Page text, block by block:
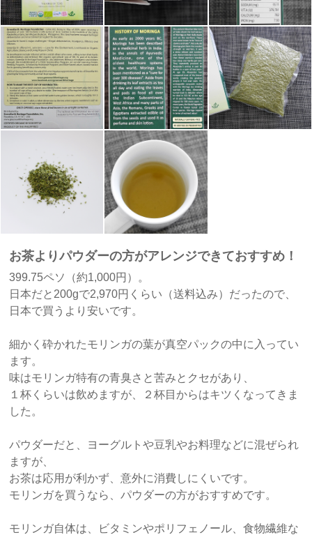
お茶よりパウダーの方がアレンジできておすすめ！
399.75ペソ（約1,000円）。
日本だと200gで2,970円くらい（送料込み）だったので、
日本で買うより安いです。
細かく砕かれたモリンガの葉が真空パックの中に入ってい
ます。
味はモリンガ特有の青臭さと苦みとクセがあり、
１杯くらいは飲めますが、２杯目からはキツくなってきま
した。
パウダーだと、ヨーグルトや豆乳やお料理などに混ぜられ
ますが、
お茶は応用が利かず、意外に消費しにくいです。
モリンガを買うなら、パウダーの方がおすすめです。
モリンガ自体は、ビタミンやポリフェノール、食物繊維な